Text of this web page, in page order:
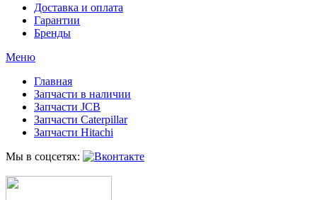
Доставка и оплата
Гарантии
Бренды
Меню
Главная
Запчасти в наличии
Запчасти JCB
Запчасти Caterpillar
Запчасти Hitachi
Мы в соцсетях: